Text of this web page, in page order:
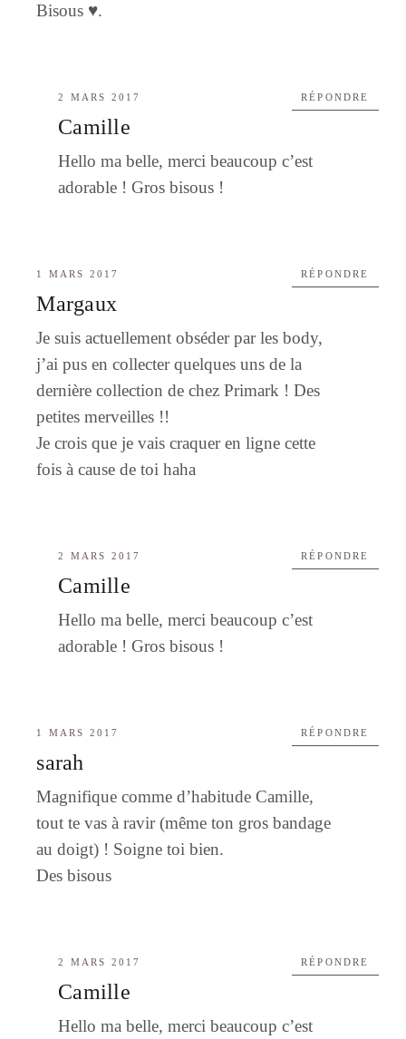
Bisous ♥.
2 MARS 2017
Camille
Hello ma belle, merci beaucoup c’est
adorable ! Gros bisous !
RÉPONDRE
1 MARS 2017
Margaux
Je suis actuellement obséder par les body,
j’ai pus en collecter quelques uns de la
dernière collection de chez Primark ! Des
petites merveilles !!
Je crois que je vais craquer en ligne cette
fois à cause de toi haha
RÉPONDRE
2 MARS 2017
Camille
Hello ma belle, merci beaucoup c’est
adorable ! Gros bisous !
RÉPONDRE
1 MARS 2017
sarah
Magnifique comme d’habitude Camille,
tout te vas à ravir (même ton gros bandage
au doigt) ! Soigne toi bien.
Des bisous
RÉPONDRE
2 MARS 2017
Camille
Hello ma belle, merci beaucoup c’est
RÉPONDRE